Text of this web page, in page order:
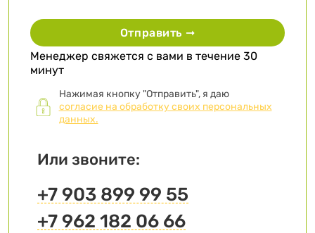
Отправить ➞
Менеджер свяжется с вами в течение 30
минут
Нажимая кнопку "Отправить", я даю
согласие на обработку своих персональных
данных.
Или звоните:
+7 903 899 99 55
+7 962 182 06 66